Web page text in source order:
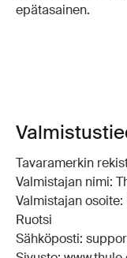
epätasainen.
Tavaramerkin
Valmistajan nimi:
Valmistajan
Ruotsi
Sähköposti: